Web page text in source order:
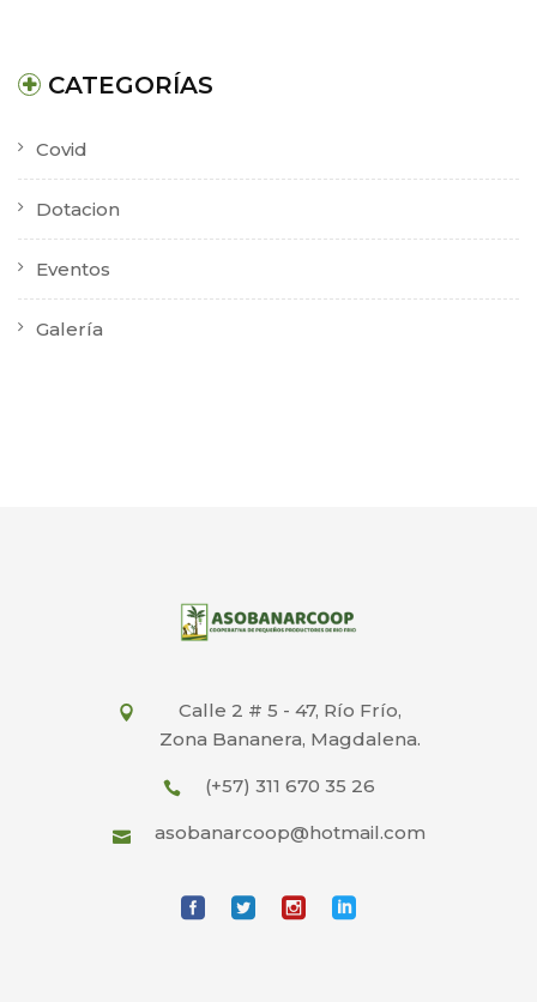
CATEGORÍAS
Covid
Dotacion
Eventos
Galería
Calle 2 # 5 - 47, Río Frío,
Zona Bananera, Magdalena.
(+57) 311 670 35 26
asobanarcoop@hotmail.com